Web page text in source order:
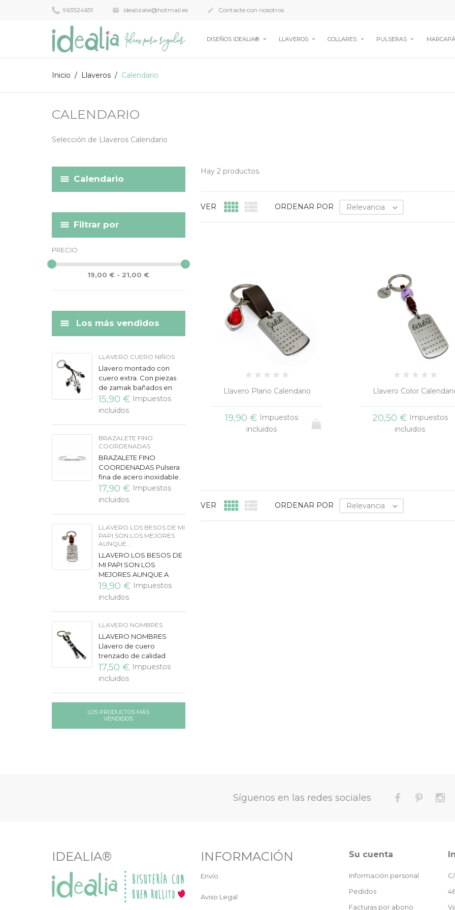
963524651  idealizate@hotmail.es  Contacte con nosotros
DISEÑOS IDEALIA® LLAVEROS COLLARES PULSERAS
Inicio Llaveros Calendario
CALENDARIO
Selección de Llaveros Calendario
Calendario
Filtrar por
PRECIO
19,00 € - 21,00 €
Los más vendidos
LLAVERO CUERO NIÑOS
Llavero montado con
cuero extra. Con piezas
de zamak bañados en
plata, grabados a láser.
Disponible de uno o tres
cantidades...
15,90 € Impuestos
incluidos
BRAZALETE FINO
COORDENADAS
BRAZALETE FINO
COORDENADAS Pulsera
fina de acero inoxidable.
Grabamos las
coordenadas de un lugar
primera cita, vuestro...
17,90 € Impuestos
incluidos
LLAVERO LOS BESOS DE MI
PAPI SON LOS MEJORES
AUNQUE...
LLAVERO LOS BESOS DE
MI PAPI SON LOS
MEJORES AUNQUE A
VECES PINCHENLlavero
de cuero de calidad
regalo a Padres y Día
del...
19,90 € Impuestos
incluidos
LLAVERO NOMBRES
LLAVERO NOMBRES
Llavero de cuero
trenzado de calidad
extra, con discos para
grabar los nombres de la
amigos. Disponible para...
17,50 € Impuestos
incluidos
LOS PRODUCTOS MÁS
VENDIDOS
Hay 2 productos.
VER   ORDENAR POR Relevancia 
Llavero Plano Calendario
19,90 € Impuestos
incluidos
Llavero Color
20,50 € Impuestos
incluidos
VER   ORDENAR POR Relevancia 
Síguenos en las redes sociales
IDEALIA® INFORMACIÓN
Envío
Aviso Legal
Su cuenta
Información personal
Pedidos
Facturas por abono